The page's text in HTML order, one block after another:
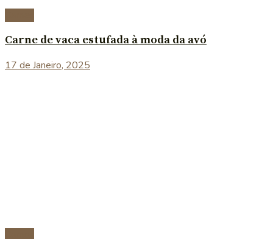
Carne de vaca estufada à moda da avó
17 de Janeiro, 2025